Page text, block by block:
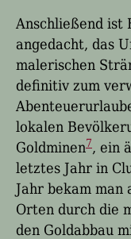
Anschließend ist
angedacht, das
malerischen
definitiv zum
lokalen
Goldminen7, ein
letztes Jahr in
Jahr bekam man
Orten durch die
den Goldabbau